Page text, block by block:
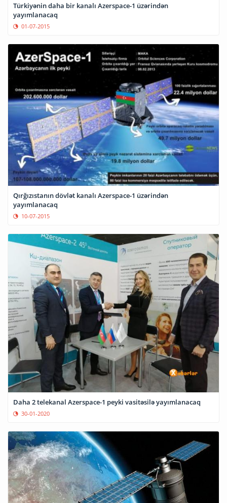
Türkiyənin daha bir kanalı Azerspace-1 üzərindən
yayımlanacaq
01-07-2015
Qırğızıstanın dövlət kanalı Azerspace-1 üzərindən
yayımlanacaq
10-07-2015
Daha 2 telekanal Azerspace-1 peyki vasitəsilə yayımlanacaq
30-01-2020